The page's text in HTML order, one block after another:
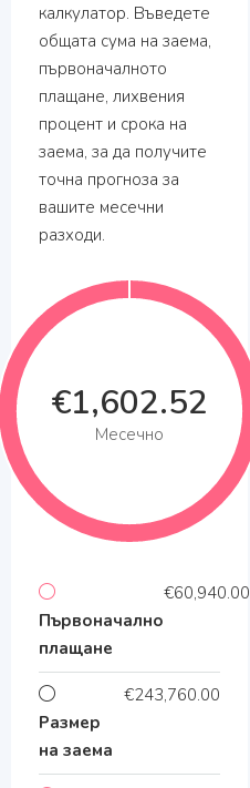
калкулатор. Въведете
общата сума на заема,
първоначалното
плащане, лихвения
процент и срока на
заема, за да получите
точна прогноза за
вашите месечни
разходи.
€1,602.52
Месечно
Първоначално
плащане
€60,940.00
Размер
на заема
€243,760.00